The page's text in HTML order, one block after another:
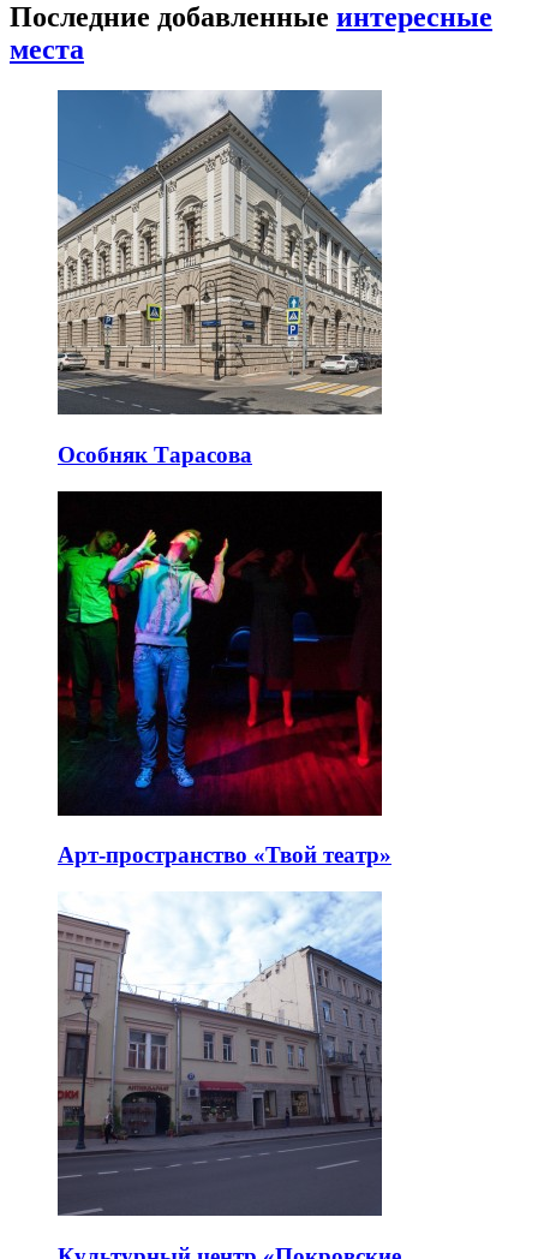
Последние добавленные интересные
места
Особняк Тарасова
Арт-пространство «Твой театр»